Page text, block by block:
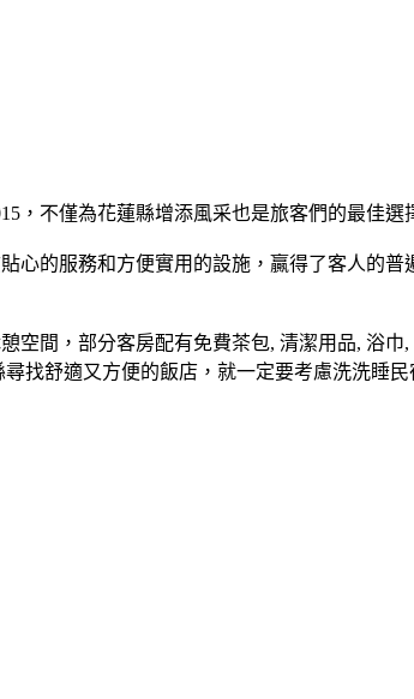
，不僅為花蓮縣增添風采也是旅客們的最佳
心的服務和方便實用的設施，贏得了客人的
空間，部分客房配有免費茶包, 清潔用品, 浴
找舒適又方便的飯店，就一定要考慮洗洗睡